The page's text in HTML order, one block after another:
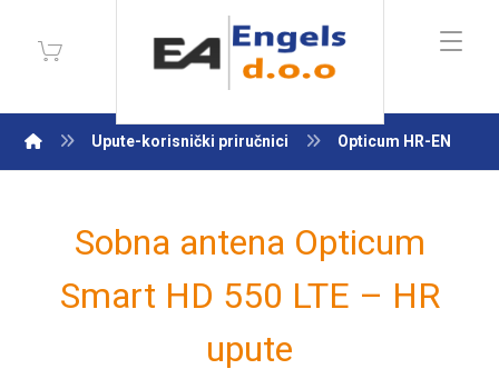
Upute-korisnički priručnici Opticum HR-EN
Sobna antena Opticum
Smart HD 550 LTE – HR
upute